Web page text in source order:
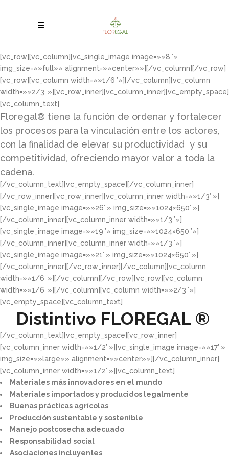
[vc_row][vc_column][vc_single_image image=»»8″»
img_size=»»full»» alignment=»»center»»][/vc_column][/vc_row]
[vc_row][vc_column width=»»1/6″»][/vc_column][vc_column
width=»»2/3″»][vc_row_inner][vc_column_inner][vc_empty_space]
[vc_column_text]
Floregal® tiene la función de ordenar y fortalecer
los procesos para la vinculación entre los actores,
con la finalidad de elevar su productividad y su
competitividad, ofreciendo mayor valor a toda la
cadena.
[/vc_column_text][vc_empty_space][/vc_column_inner]
[/vc_row_inner][vc_row_inner][vc_column_inner width=»»1/3″»]
[vc_single_image image=»»26″» img_size=»»1024×650″»]
[/vc_column_inner][vc_column_inner width=»»1/3″»]
[vc_single_image image=»»19″» img_size=»»1024×650″»]
[/vc_column_inner][vc_column_inner width=»»1/3″»]
[vc_single_image image=»»21″» img_size=»»1024×650″»]
[/vc_column_inner][/vc_row_inner][/vc_column][vc_column
width=»»1/6″»][/vc_column][/vc_row][vc_row][vc_column
width=»»1/6″»][/vc_column][vc_column width=»»2/3″»]
[vc_empty_space][vc_column_text]
Distintivo FLOREGAL ®
[/vc_column_text][vc_empty_space][vc_row_inner]
[vc_column_inner width=»»1/2″»][vc_single_image image=»»17″»
img_size=»»large»» alignment=»»center»»][/vc_column_inner]
[vc_column_inner width=»»1/2″»][vc_column_text]
Materiales más innovadores en el mundo​
Materiales importados y producidos legalmente​
Buenas prácticas agrícolas​
Producción sustentable y sostenible​
Manejo postcosecha adecuado​
Responsabilidad social​
Asociaciones incluyentes​